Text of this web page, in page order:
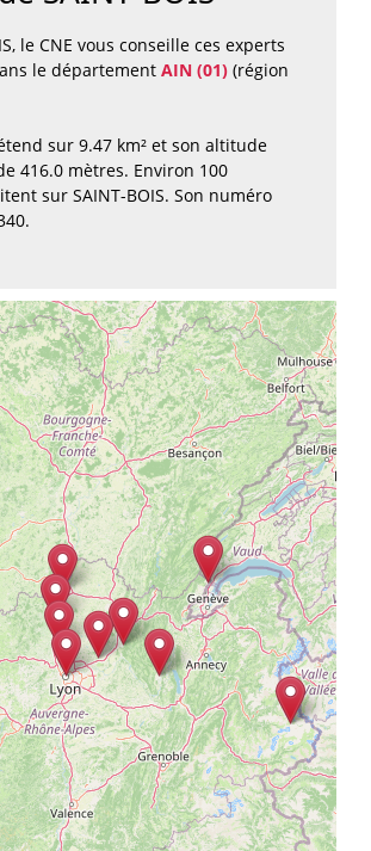
le CNE vous conseille ces experts
le département AIN (01)(région
sur 9.47 km² et son altitude
416.0 mètres. Environ 100
sur SAINT-BOIS. Son numéro